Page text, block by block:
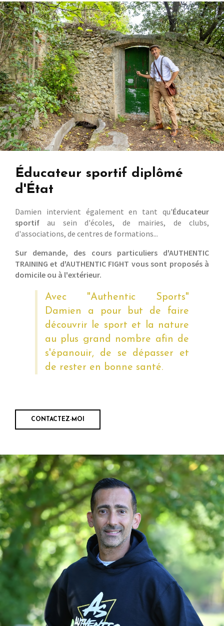
Éducateur sportif diplômé
d'État
Damien intervient également en tant qu'Éducateur
sportif au sein d'écoles, de mairies, de clubs,
d'associations, de centres de formations...
Sur demande, des cours particuliers d'AUTHENTIC
TRAINING et d'AUTHENTIC FIGHT vous sont proposés à
domicile ou à l'extérieur.
Avec "Authentic Sports"
Damien a pour but de faire
découvrir le sport et la nature
au plus grand nombre afin de
s'épanouir, de se dépasser et
de rester en bonne santé.
CONTACTEZ-MOI